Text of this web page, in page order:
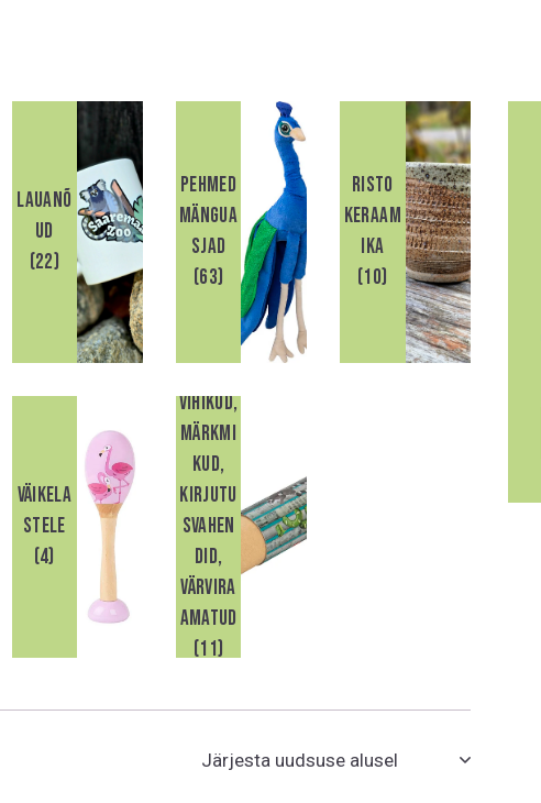
Lauanõ
ud
(22)
Pehmed
mängua
sjad
(63)
Risto
Keraam
ika
(10)
Väikela
stele
(4)
vihikud,
märkmi
kud,
kirjutu
svahen
did,
värvira
amatud
(11)
SEARCH